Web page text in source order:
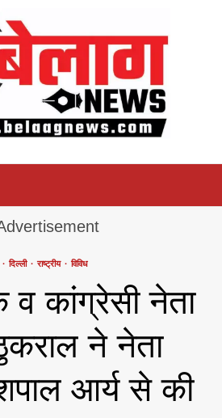
दिल्ली राष्ट्रीय विविध
व कांग्रेसी नेता
ने नेता
आर्य से की